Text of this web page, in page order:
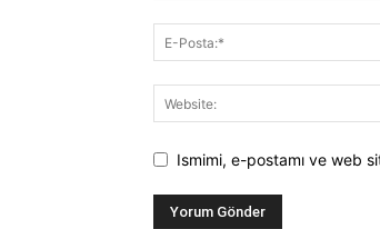
Ismimi, e-postamı ve web